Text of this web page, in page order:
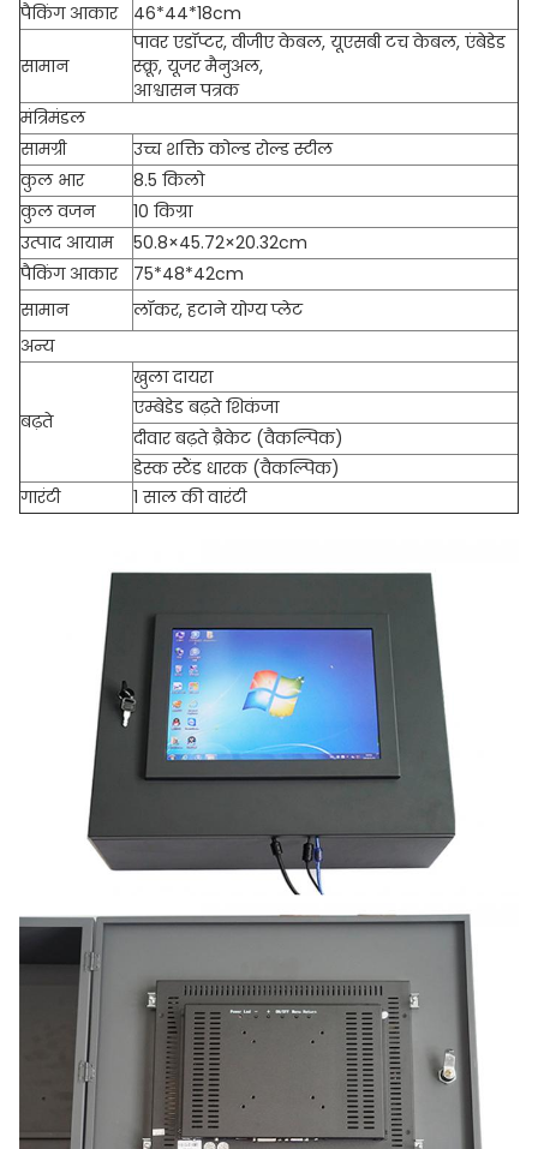
पैकिंग आकार
46*44*18cm
सामान
पावर एडॉप्टर, वीजीए केबल, यूएसबी टच केबल, एंबेडेड
स्क्रू, यूजर मैनुअल,
आश्वासन पत्रक
मंत्रिमंडल
सामग्री
उच्च शक्ति कोल्ड रोल्ड स्टील
कुल भार
8.5 किलो
कुल वजन
10 किग्रा
उत्पाद आयाम
50.8×45.72×20.32cm
पैकिंग आकार
75*48*42cm
सामान
लॉकर, हटाने योग्य प्लेट
अन्य
बढ़ते
खुला दायरा
एम्बेडेड बढ़ते शिकंजा
दीवार बढ़ते ब्रैकेट (वैकल्पिक)
डेस्क स्टैंड धारक (वैकल्पिक)
गारंटी
1 साल की वारंटी